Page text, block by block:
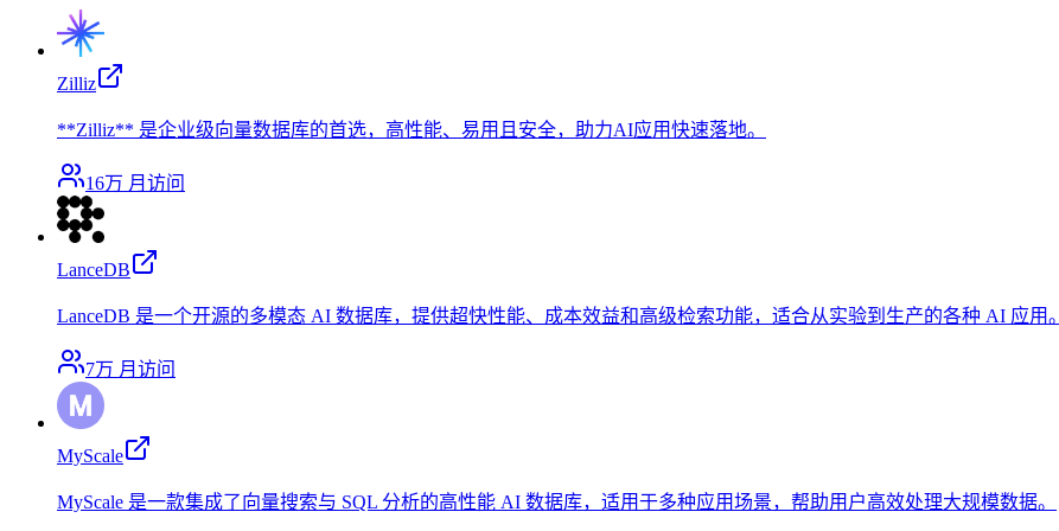
Zilliz
**Zilliz** 是企业级向量数据库的首选，高性能、易用且安全，助力AI应用快速落地。
16万 月访问
LanceDB
LanceDB 是一个开源的多模态 AI 数据库，提供超快性能、成本效益和高级检索功能，适合从实验到生产的各种 AI 应用。
7万 月访问
MyScale
MyScale 是一款集成了向量搜索与 SQL 分析的高性能 AI 数据库，适用于多种应用场景，帮助用户高效处理大规模数据。